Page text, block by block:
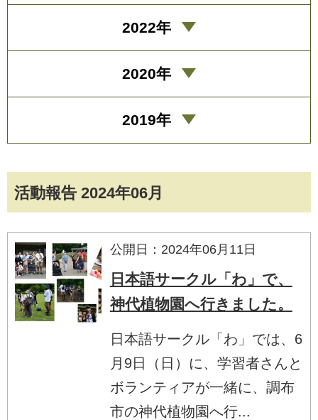
活動報告 2024年06月
公開日：2024年06月11日
日本語サークル「わ」で、
神代植物園へ行きました。
日本語サークル「わ」では、6
月9日（日）に、学習者さんと
ボランティアが一緒に、調布
市の神代植物園へ行...
2022年
2020年
2019年